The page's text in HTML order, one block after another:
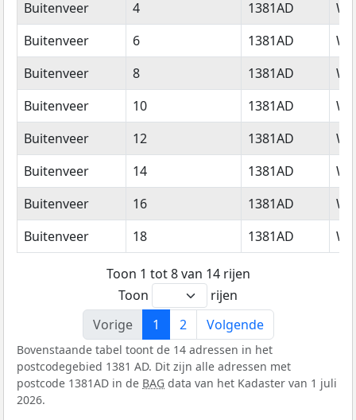
Buitenveer 4 1381AD
Buitenveer
6 1381AD
Buitenveer
8 1381AD
Buitenveer
10 1381AD
Buitenveer
12 1381AD
Buitenveer
14 1381AD
Buitenveer
16 1381AD
Buitenveer
18 1381AD
Toon 1 tot 8 van 14 rijen
Toon
rijen
Vorige
1 2 Volgende
Bovenstaande tabel toont de 14 adressen in het
postcodegebied 1381 AD. Dit zijn alle adressen met
postcode 1381AD in de BAG data van het Kadaster van 1 juli
2026.